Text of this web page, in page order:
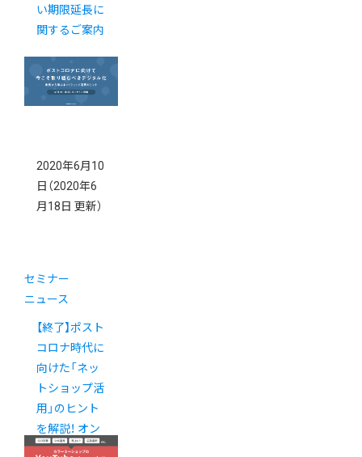
い期限延長に
関するご案内
2020年6月10
日 （2020年6
月18日 更新）
セミナー
ニュース
【終了】ポスト
コロナ時代に
向けた「ネッ
トショップ活
用」のヒント
を解説！ オン
ラインイベン